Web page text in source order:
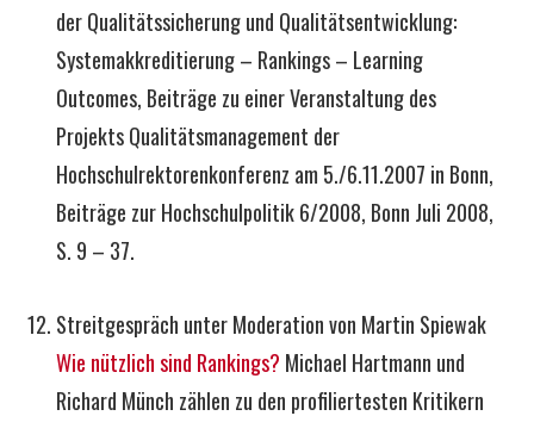
der Qualitätssicherung und Qualitätsentwicklung:
Systemakkreditierung – Rankings – Learning
Outcomes, Beiträge zu einer Veranstaltung des
Projekts Qualitätsmanagement der
Hochschulrektorenkonferenz am 5./6.11.2007 in Bonn,
Beiträge zur Hochschulpolitik 6/2008, Bonn Juli 2008,
S. 9 – 37.
Streitgespräch unter Moderation von Martin Spiewak
Wie nützlich sind Rankings? Michael Hartmann und
Richard Münch zählen zu den profiliertesten Kritikern